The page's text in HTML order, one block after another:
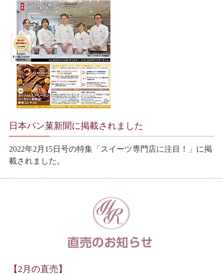
日本パン菓新聞に掲載されました
2022年2月15日号の特集「スイーツ専門店に注目！」に掲
載されました。
【2月の直売】